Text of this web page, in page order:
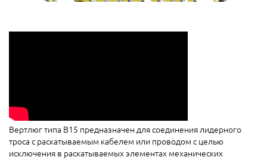
Вертлюг типа В15 предназначен для соединения лидерного
троса с раскатываемым кабелем или проводом с целью
исключения в раскатываемых элементах механических